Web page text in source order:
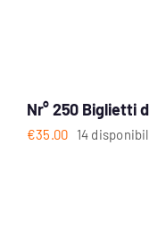
Nr° 250 Biglietti
€35.00 14